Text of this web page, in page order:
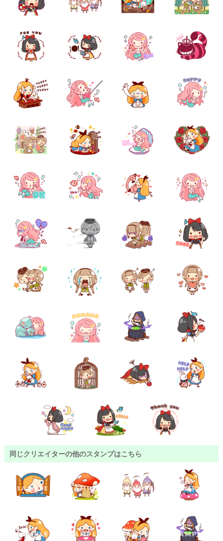
同じクリエイターの他のスタンプはこちら